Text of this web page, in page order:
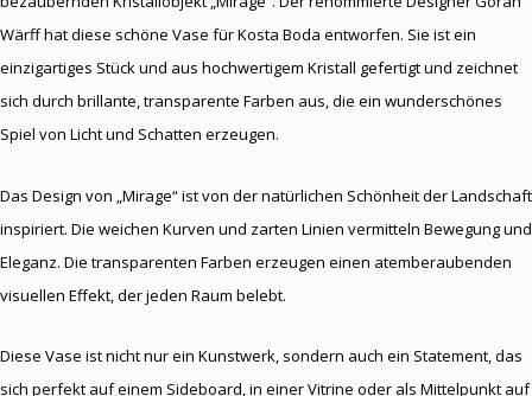
Wärff hat diese schöne Vase für Kosta Boda entworfen. Sie ist ein
einzigartiges Stück und aus hochwertigem Kristall gefertigt und zeichnet
sich durch brillante, transparente Farben aus, die ein wunderschönes
Spiel von Licht und Schatten erzeugen.
Das Design von „Mirage“ ist von der natürlichen Schönheit der Landschaft
inspiriert. Die weichen Kurven und zarten Linien vermitteln Bewegung und
Eleganz. Die transparenten Farben erzeugen einen atemberaubenden
visuellen Effekt, der jeden Raum belebt.
Diese Vase ist nicht nur ein Kunstwerk, sondern auch ein Statement, das
sich perfekt auf einem Sideboard, in einer Vitrine oder als Mittelpunkt auf